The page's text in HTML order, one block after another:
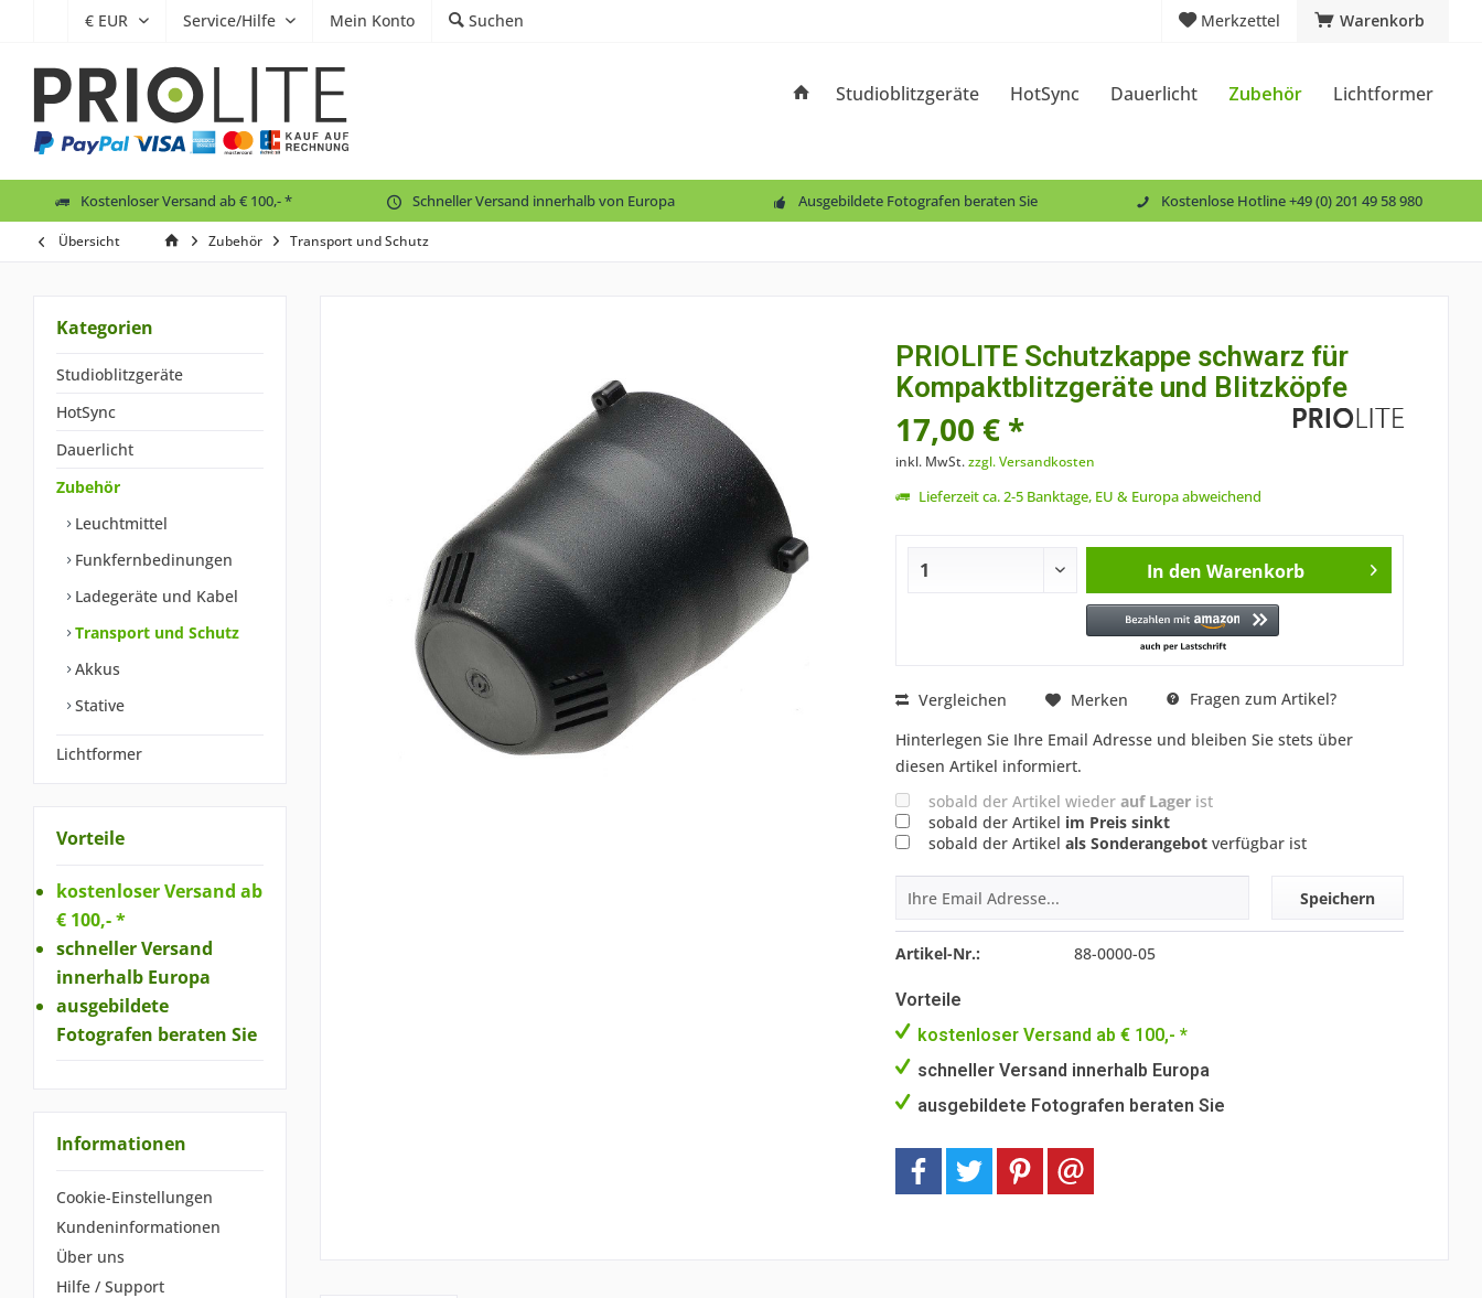
Warenkorb
Merkzettel
Service/Hilfe Mein Konto Suchen
Studioblitzgeräte HotSync Dauerlicht Zubehör Lichtformer
Kostenloser Versand ab € 100,- * Schneller Versand innerhalb von Europa Ausgebildete Fotografen beraten Sie Kostenlose Hotline +49 (0) 201 49 58 980
Übersicht Zubehör Transport und Schutz
Kategorien
Studioblitzgeräte
HotSync
Dauerlicht
Zubehör
Leuchtmittel
Funkfernbedinungen
Ladegeräte und Kabel
Transport und Schutz
Akkus
Stative
Lichtformer
Vorteile
kostenloser Versand ab
€ 100,- *
schneller Versand
innerhalb Europa
ausgebildete
Fotografen beraten Sie
Informationen
Cookie-Einstellungen
Kundeninformationen
Über uns
Hilfe / Support
PRIOLITE Schutzkappe schwarz für
Kompaktblitzgeräte und Blitzköpfe
17,00 € *
inkl. MwSt.zzgl. Versandkosten
Lieferzeit ca. 2-5 Banktage, EU & Europa abweichend
In den Warenkorb
Vergleichen Merken
Fragen zum Artikel?
Hinterlegen Sie Ihre Email Adresse und bleiben Sie stets über
diesen Artikel informiert.
sobald der Artikel wieder auf Lagerist
sobald der Artikel im Preis sinkt
sobald der Artikel als Sonderangebotverfügbar ist
Speichern
Artikel-Nr.: 88-0000-05
Vorteile
kostenloser Versand ab € 100,- *
schneller Versand innerhalb Europa
ausgebildete Fotografen beraten Sie